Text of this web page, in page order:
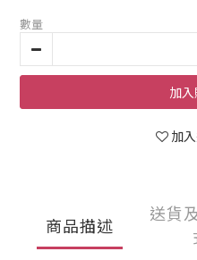
數量
加
加
商品描述
送貨